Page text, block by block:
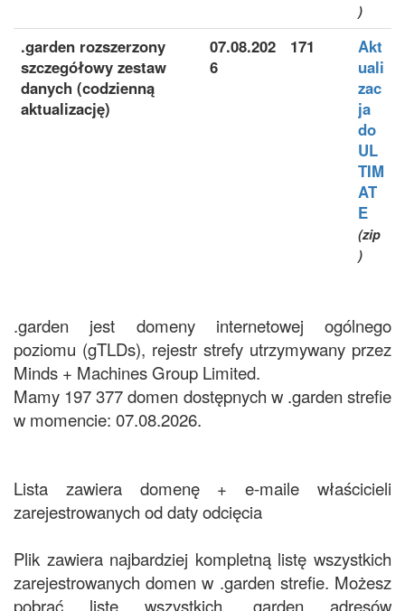
)
.garden rozszerzony
szczegółowy zestaw
danych (codzienną
aktualizację)
07.08.202
6
171
Akt
uali
zac
ja
do
UL
TIM
AT
E
(zip
)
.garden jest domeny internetowej ogólnego
poziomu (gTLDs), rejestr strefy utrzymywany przez
Minds + Machines Group Limited.
Mamy 197 377 domen dostępnych w .garden strefie
w momencie: 07.08.2026.
Lista zawiera domenę + e-maile właścicieli
zarejestrowanych od daty odcięcia
Plik zawiera najbardziej kompletną listę wszystkich
zarejestrowanych domen w .garden strefie. Możesz
pobrać listę wszystkich .garden adresów